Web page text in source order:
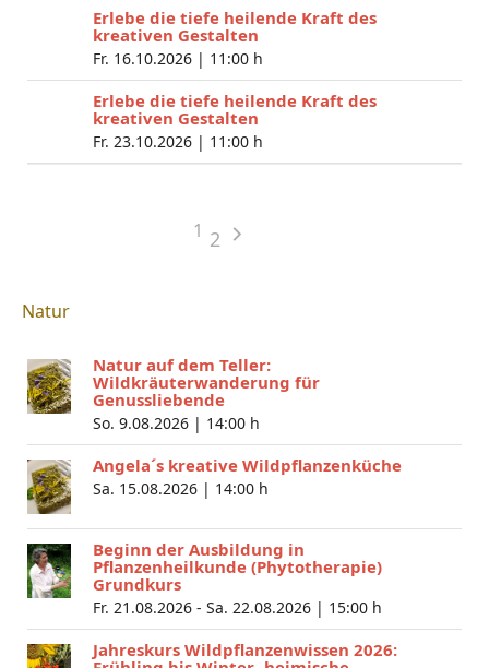
Erlebe die tiefe heilende Kraft des
kreativen Gestalten
Fr. 16.10.2026 | 11:00 h
Erlebe die tiefe heilende Kraft des
kreativen Gestalten
Fr. 23.10.2026 | 11:00 h
1 2
Natur
Natur auf dem Teller:
Wildkräuterwanderung für
Genussliebende
So. 9.08.2026 | 14:00 h
Angela´s kreative Wildpflanzenküche
Sa. 15.08.2026 | 14:00 h
Beginn der Ausbildung in
Pflanzenheilkunde (Phytotherapie)
Grundkurs
Fr. 21.08.2026 - Sa. 22.08.2026 | 15:00 h
Jahreskurs Wildpflanzenwissen 2026: